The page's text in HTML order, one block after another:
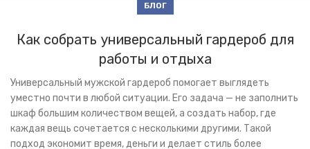
БЛОГ
Как собрать универсальный гардероб для
работы и отдыха
Универсальный мужской гардероб помогает выглядеть
уместно почти в любой ситуации. Его задача — не заполнить
шкаф большим количеством вещей, а создать набор, где
каждая вещь сочетается с несколькими другими. Такой
подход экономит время, деньги и делает стиль более